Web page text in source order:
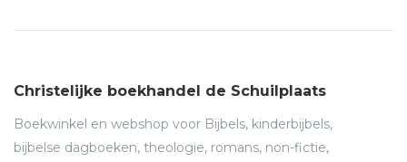
Christelijke boekhandel de Schuilplaats
Boekwinkel en webshop voor Bijbels, kinderbijbels,
bijbelse dagboeken, theologie, romans, non-fictie,